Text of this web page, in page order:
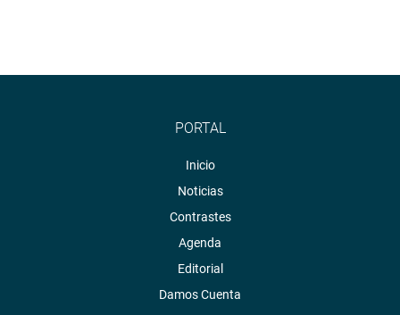
PORTAL
Inicio
Noticias
Contrastes
Agenda
Editorial
Damos Cuenta